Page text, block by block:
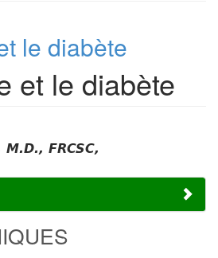
le diabète
et le diabète
FRCSC,